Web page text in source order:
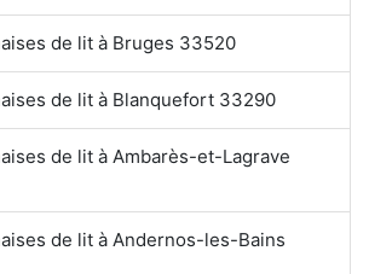
de lit à Bruges 33520
de lit à Blanquefort 33290
de lit à Ambarès-et-Lagrave
de lit à Andernos-les-Bains